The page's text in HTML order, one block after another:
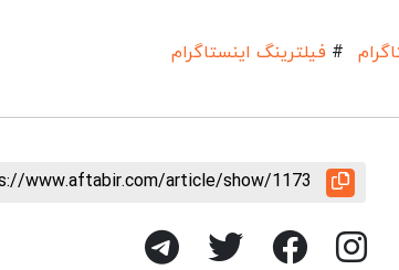
# فیلترینگ اینستاگرام
www.aftabir.com/article/show/1173